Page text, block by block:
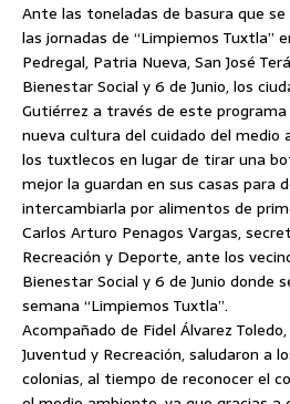
Ante las toneladas de basura que
las jornadas de “Limpiemos Tuxtla”
Pedregal, Patria Nueva, San José
Bienestar Social y 6 de Junio, los
Gutiérrez a través de este
nueva cultura del cuidado del medio
los tuxtlecos en lugar de tirar una
mejor la guardan en sus casas para
intercambiarla por alimentos de
Carlos Arturo Penagos Vargas,
Recreación y Deporte, ante los
Bienestar Social y 6 de Junio donde
semana “Limpiemos Tuxtla”.
Acompañado de Fidel Álvarez
Juventud y Recreación, saludaron a
colonias, al tiempo de reconocer el